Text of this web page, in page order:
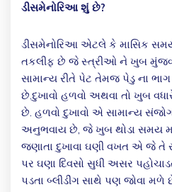
ડીસમેનોરિઆ શું છે?
ડીસમેનોરિઆ એટલે કે માસિક
તકલીફ છે જે સ્ત્રીઓ ને ખુબ
સામાન્ય રીતે પેટ તેમજ પેડુ ના ભાગ
છે.દુખાવો હળવો અથવા તો ખુબ
છે. હળવો દુખાવો એ સામાન્ય
અનુભવાય છે, જે ખુબ થોડા સમય
જણાતા દુખાવા ઘણી વખત એ જે તે
પર ઘણા દિવસો સુધી અસર
પડતા બ્લીડીંગ સાથે પણ જોવા મળે